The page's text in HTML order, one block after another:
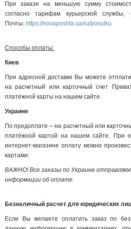
При заказе на меньшую сумму
согласно тарифам курьерской
Почты: https://novaposhta.ua/ru/posulku
Способы оплаты:
Киев
При адресной доставке Вы можете
на расчетный или карточный счет
платёжной карты на нашем сайте.
Украине
По предоплате – на расчетный или
платёжной картой на нашем сайте. При
интернет-магазине оплату можно
картами:
ВАЖНО! Все заказы по Украине
информации об оплате.
Безналичный расчет для юридических лиц
Если Вы желаете оплатить заказ по